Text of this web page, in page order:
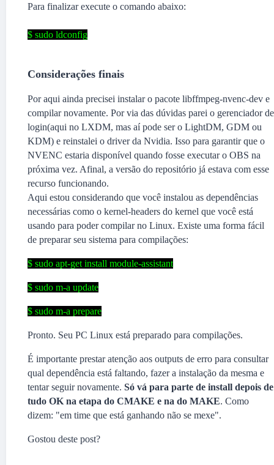
Para finalizar execute o comando abaixo:
$ sudo ldconfig
Considerações finais
Por aqui ainda precisei instalar o pacote libffmpeg-nvenc-dev e
compilar novamente. Por via das dúvidas parei o gerenciador de
login(aqui no LXDM, mas aí pode ser o LightDM, GDM ou
KDM) e reinstalei o driver da Nvidia. Isso para garantir que o
NVENC estaria disponível quando fosse executar o OBS na
próxima vez. Afinal, a versão do repositório já estava com esse
recurso funcionando.
Aqui estou considerando que você instalou as dependências
necessárias como o kernel-headers do kernel que você está
usando para poder compilar no Linux. Existe uma forma fácil
de preparar seu sistema para compilações:
$ sudo apt-get install module-assistant
$ sudo m-a update
$ sudo m-a prepare
Pronto. Seu PC Linux está preparado para compilações.
É importante prestar atenção aos outputs de erro para consultar
qual dependência está faltando, fazer a instalação da mesma e
tentar seguir novamente. Só vá para parte de install depois de
tudo OK na etapa do CMAKE e na do MAKE. Como
dizem: "em time que está ganhando não se mexe".
Gostou deste post?